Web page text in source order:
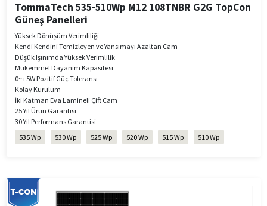
TommaTech 535-510Wp M12 108TNBR G2G TopCon
Güneş Panelleri
Yüksek Dönüşüm Verimliliği
Kendi Kendini Temizleyen ve Yansımayı Azaltan Cam
Düşük Işınımda Yüksek Verimlilik
Mükemmel Dayanım Kapasitesi
0~+5W Pozitif Güç Toleransı
Kolay Kurulum
​​​​​​​İki Katman Eva Lamineli Çift Cam
25 Yıl Ürün Garantisi
30 Yıl Performans Garantisi
535 Wp
530 Wp 525 Wp 520 Wp 515 Wp 510 Wp